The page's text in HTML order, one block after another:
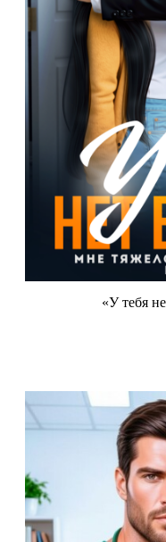
«У тебя